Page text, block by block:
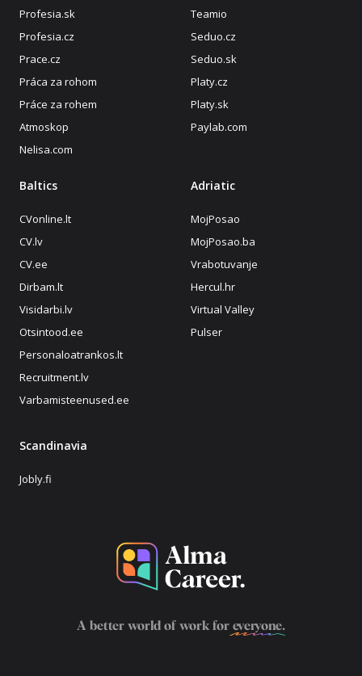
Profesia.sk
Profesia.cz
Prace.cz
Práca za rohom
Práce za rohem
Atmoskop
Nelisa.com
Teamio
Seduo.cz
Seduo.sk
Platy.cz
Platy.sk
Paylab.com
Baltics
CVonline.lt
CV.lv
CV.ee
Dirbam.lt
Visidarbi.lv
Otsintood.ee
Personaloatrankos.lt
Recruitment.lv
Varbamisteenused.ee
Adriatic
MojPosao
MojPosao.ba
Vrabotuvanje
Hercul.hr
Virtual Valley
Pulser
Scandinavia
Jobly.fi
A better world of work for everyone.